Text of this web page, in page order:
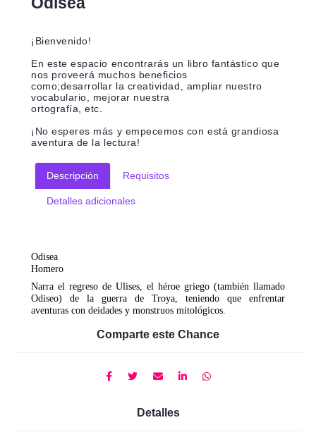
¡Bienvenido!
En este espacio encontrarás un libro fantástico que
nos proveerá muchos beneficios
como;desarrollar la creatividad, ampliar nuestro
vocabulario, mejorar nuestra
ortografía, etc.
¡No esperes más y empecemos con está grandiosa
aventura de la lectura!
Descripción Requisitos
Detalles adicionales
Odisea
Homero
Narra el regreso de Ulises, el héroe griego (también llamado
Odiseo) de la guerra de Troya, teniendo que enfrentar
aventuras con deidades y monstruos mitológicos.
Comparte este Chance
Detalles